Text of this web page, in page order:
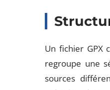
Un fichier GPX
regroupe une
sources